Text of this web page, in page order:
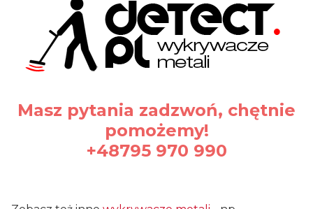
Masz pytania zadzwoń, chętnie
pomożemy!
+48795 970 990